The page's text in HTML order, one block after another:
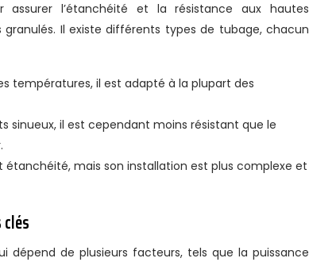
l’étanchéité et la résistance aux hautes
Il existe différents types de tubage, chacun
températures, il est adapté à la plupart des
sinueux, il est cependant moins résistant que le
mais son installation est plus complexe et
dépend de plusieurs facteurs, tels que la puissance